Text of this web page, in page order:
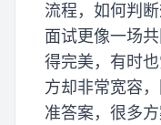
流程，如何判
面试更像一场
得完美，有时
方却非常宽容
准答案，很多方